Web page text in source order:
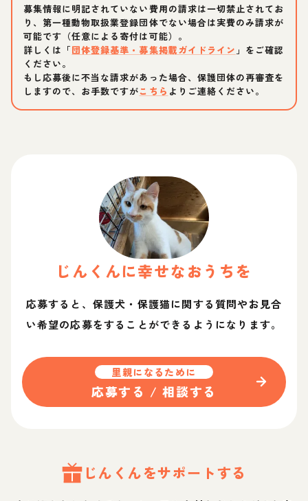
募集情報に明記されていない費用の請求は一切禁止されてお
り、第一種動物取扱業登録団体でない場合は実費のみ請求が
可能です（任意による寄付は可能）。
詳しくは「団体登録基準・募集掲載ガイドライン 」をご確認
ください。
もし応募後に不当な請求があった場合、保護団体の再審査を
しますので、お手数ですがこちら よりご連絡ください。
じん くんに幸せなおうちを
応募すると、保護犬・保護猫に関する質問やお見合
い希望の応募をすることができるようになります。
里親になるために
応募する / 相談する
じん くんをサポートする